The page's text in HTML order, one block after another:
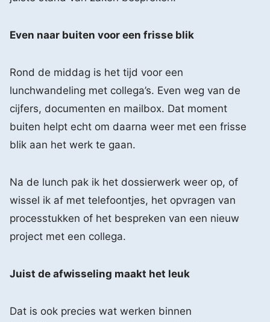
Even naar buiten voor een frisse blik
Rond de middag is het tijd voor een
lunchwandeling met collega’s. Even weg van de
cijfers, documenten en mailbox. Dat moment
buiten helpt echt om daarna weer met een frisse
blik aan het werk te gaan.
Na de lunch pak ik het dossierwerk weer op, of
wissel ik af met telefoontjes, het opvragen van
processtukken of het bespreken van een nieuw
project met een collega.
Juist de afwisseling maakt het leuk
Dat is ook precies wat werken binnen